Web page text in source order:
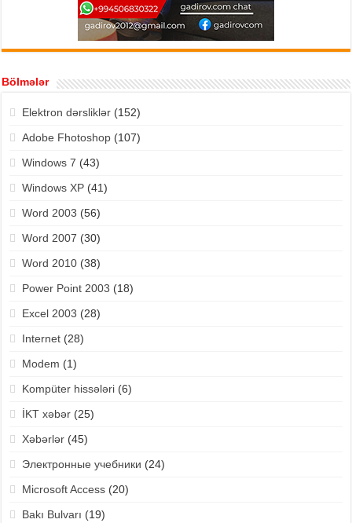
Bölmələr
Elektron dərsliklər(152)
Adobe Fhotoshop(107)
Windows 7 (43)
Windows XP(41)
Word 2003 (56)
Word 2007 (30)
Word 2010(38)
Power Point 2003 (18)
Excel 2003 (28)
Internet(28)
Modem (1)
Kompüter hissələri(6)
İKT xəbər(25)
Xəbərlər(45)
Электронные учебники (24)
Microsoft Access(20)
Bakı Bulvarı (19)